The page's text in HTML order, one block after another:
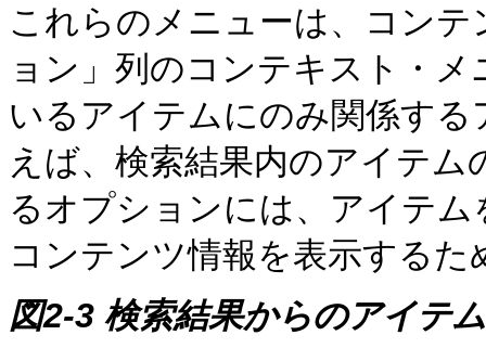
これらのメニューは、コン
ョン」列のコンテキスト・
いるアイテムにのみ関係す
えば、検索結果内のアイテム
るオプションには、アイテ
コンテンツ情報を表示する
図2-3 検索結果からのアイテ